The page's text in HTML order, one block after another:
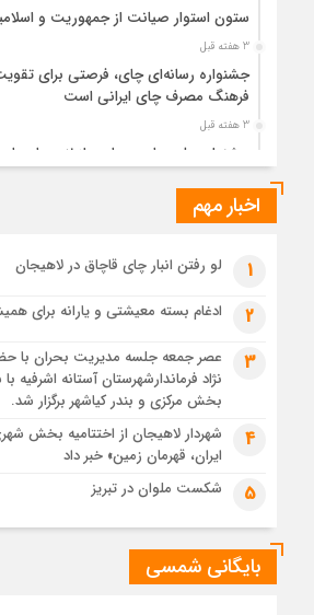
ستون استوار صیانت از جمهوریت و
3 هفته قبل
جشنواره رسانه‌ای چای، فرصتی برای
فرهنگ مصرف چای ایرانی است
3 هفته قبل
جشنواره ملی چای، حمایت از لاهیجان یا
4 هفته قبل
4 هفته قبل
رئوف
تصاویر هوایی مراسم تشییع پیکر مطهر
مراسم تشییع پیکر مطهر آقای شهید
تصاویری از تراکم جمعیت حاضر در میدان
اشرف
اخبار مهم
1 لو رفتن انبار چای قاچاق در لاهیجان
2 ادغام بسته معیشتی و یارانه برای
3
عصر جمعه جلسه مدیریت بحران با
نژاد فرماندارشهرستان آستانه اشرفیه
بخش مرکزی و بندر کیاشهر برگزار شد.
4
شهردار لاهیجان از اختتامیه بخش
ایران، قهرمان زمین» خبر داد
5 شکست ملوان در تبریز
بایگانی شمسی